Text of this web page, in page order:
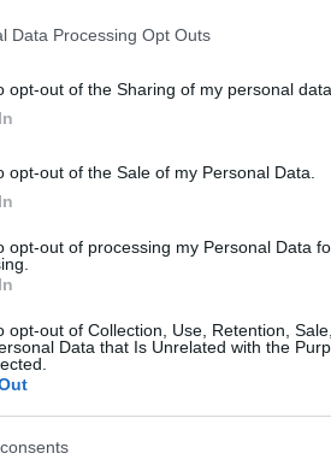
Data Processing Opt Outs
opt-out of the Sharing of my personal data.
opt-out of the Sale of my Personal Data.
opt-out of processing my Personal Data
opt-out of Collection, Use, Retention,
Data that Is Unrelated with the
ροών:Ένα πιο πιθανό
των Στενών του Ορμούζ.
θα αυξήσουν τα
Οι τιμές πετρελαίου
του β’ τριμήνου
εμπόριο θα είναι πιο
ενεργειακό σοκ:Το πιο
θα επηρεάσει ουσιαστικά
πετρελαίου θα
αναταράξεις στις